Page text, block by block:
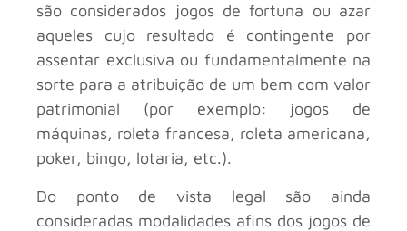
são considerados jogos de fortuna ou azar
aqueles cujo resultado é contingente por
assentar exclusiva ou fundamentalmente na
sorte para a atribuição de um bem com valor
patrimonial (por exemplo: jogos de
máquinas, roleta francesa, roleta americana,
poker, bingo, lotaria, etc.).
Do ponto de vista legal são ainda
consideradas modalidades afins dos jogos de